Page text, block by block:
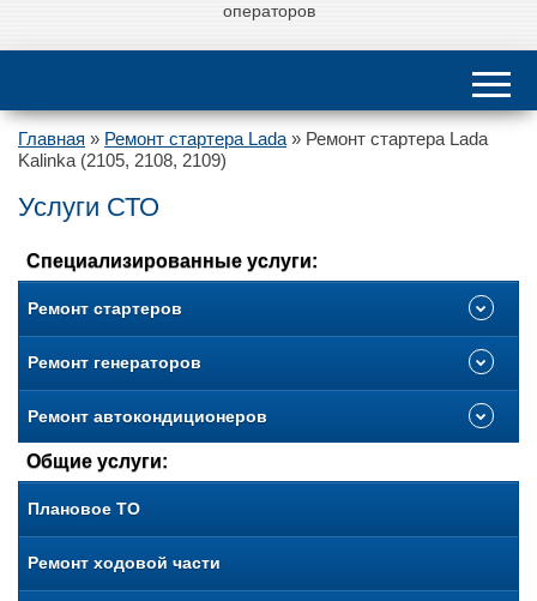
операторов
Главная » Ремонт стартера Lada» Ремонт стартера Lada
Kalinka (2105, 2108, 2109)
Услуги СТО
Специализированные услуги:
Ремонт стартеров
Ремонт генераторов
Ремонт автокондиционеров
Общие услуги:
Плановое ТО
Ремонт ходовой части